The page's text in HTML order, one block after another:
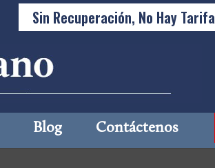
Sin Recuperación, No Hay Tarifa
Blog Contáctenos